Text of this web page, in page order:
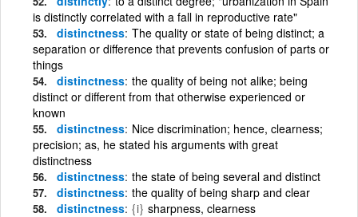
is distinctly correlated with a fall in reproductive rate"
distinctness The quality or state of being distinct; a
separation or difference that prevents confusion of parts or
things
distinctness the quality of being not alike; being
distinct or different from that otherwise experienced or
known
distinctness Nice discrimination; hence, clearness;
precision; as, he stated his arguments with great
distinctness
distinctness the state of being several and distinct
distinctness the quality of being sharp and clear
distinctness {i} sharpness, clearness